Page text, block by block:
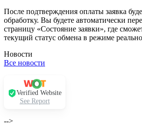
После подтверждения оплаты заявка
обработку. Вы будете автоматически
страницу «Состояние заявки», где
текущий статус обмена в режиме
Новости
Все новости
Verified Website
See Report
-->